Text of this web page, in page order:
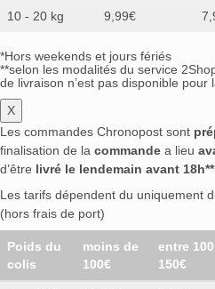
10 - 20 kg 9,99€
*Hors weekends et jours fériés
**selon les modalités du service
de livraison n’est pas disponible pour
X
Les commandes Chronopost sont
finalisation de la commande a lieu
d’être livré le lendemain avant 18h**.
Les tarifs dépendent du uniquement
(hors frais de port)
Poids du
colis
moins de
100€
entre
150€